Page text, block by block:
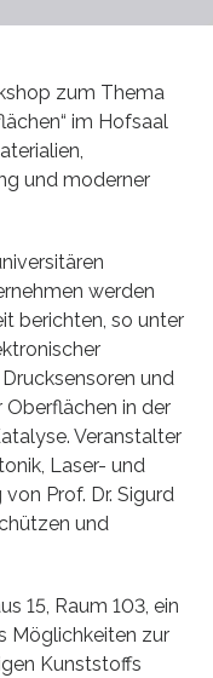
zum Thema
im Hofsaal
und moderner
werden
berichten, so unter
und
in der
Veranstalter
Laser- und
Prof. Dr. Sigurd
und
15, Raum 103, ein
Möglichkeiten zur
Kunststoffs